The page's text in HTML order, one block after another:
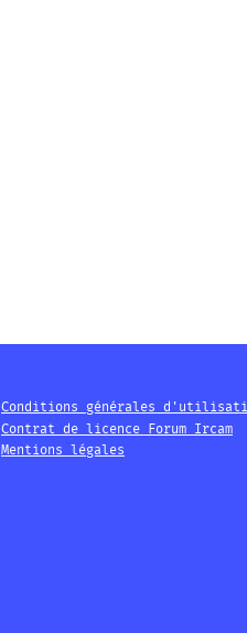
Conditions générales
Contrat de licence Forum Ircam
Mentions légales